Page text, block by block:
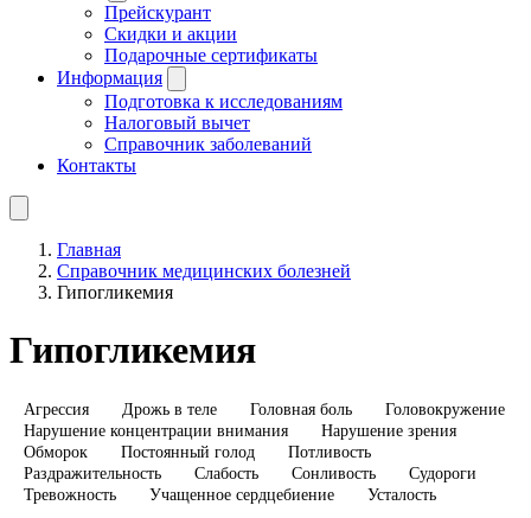
Прейскурант
Скидки и акции
Подарочные сертификаты
Информация
Подготовка к исследованиям
Налоговый вычет
Справочник заболеваний
Контакты
Главная
Справочник медицинских болезней
Гипогликемия
Гипогликемия
Агрессия Дрожь в теле Головная боль
Головокружение
Нарушение концентрации внимания
Нарушение зрения
Обморок
Постоянный голод
Потливость
Раздражительность
Слабость Сонливость
Судороги
Тревожность
Учащенное сердцебиение Усталость